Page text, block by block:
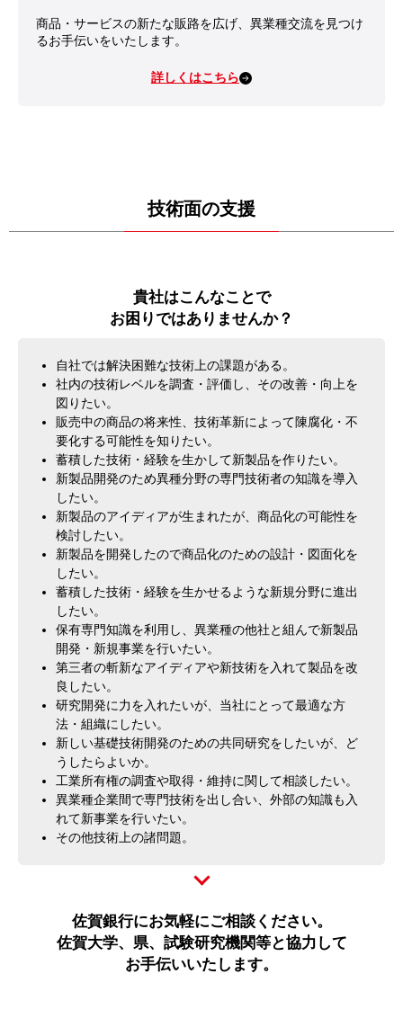
商品・サービスの新たな販路を広げ、異業種交流を見つけ
るお手伝いをいたします。
詳しくはこちら
技術面の支援
貴社はこんなことで
お困りではありませんか？
自社では解決困難な技術上の課題がある。
社内の技術レベルを調査・評価し、その改善・向上を
図りたい。
販売中の商品の将来性、技術革新によって陳腐化・不
要化する可能性を知りたい。
蓄積した技術・経験を生かして新製品を作りたい。
新製品開発のため異種分野の専門技術者の知識を導入
したい。
新製品のアイディアが生まれたが、商品化の可能性を
検討したい。
新製品を開発したので商品化のための設計・図面化を
したい。
蓄積した技術・経験を生かせるような新規分野に進出
したい。
保有専門知識を利用し、異業種の他社と組んで新製品
開発・新規事業を行いたい。
第三者の斬新なアイディアや新技術を入れて製品を改
良したい。
研究開発に力を入れたいが、当社にとって最適な方
法・組織にしたい。
新しい基礎技術開発のための共同研究をしたいが、ど
うしたらよいか。
工業所有権の調査や取得・維持に関して相談したい。
異業種企業間で専門技術を出し合い、外部の知識も入
れて新事業を行いたい。
その他技術上の諸問題。
佐賀銀行にお気軽にご相談ください。
佐賀大学、県、試験研究機関等と協力して
お手伝いいたします。